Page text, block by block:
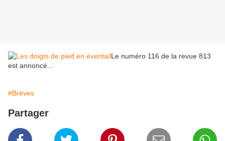
Le numéro 116 de la revue 813
est annoncé...
#Brèves
Partager